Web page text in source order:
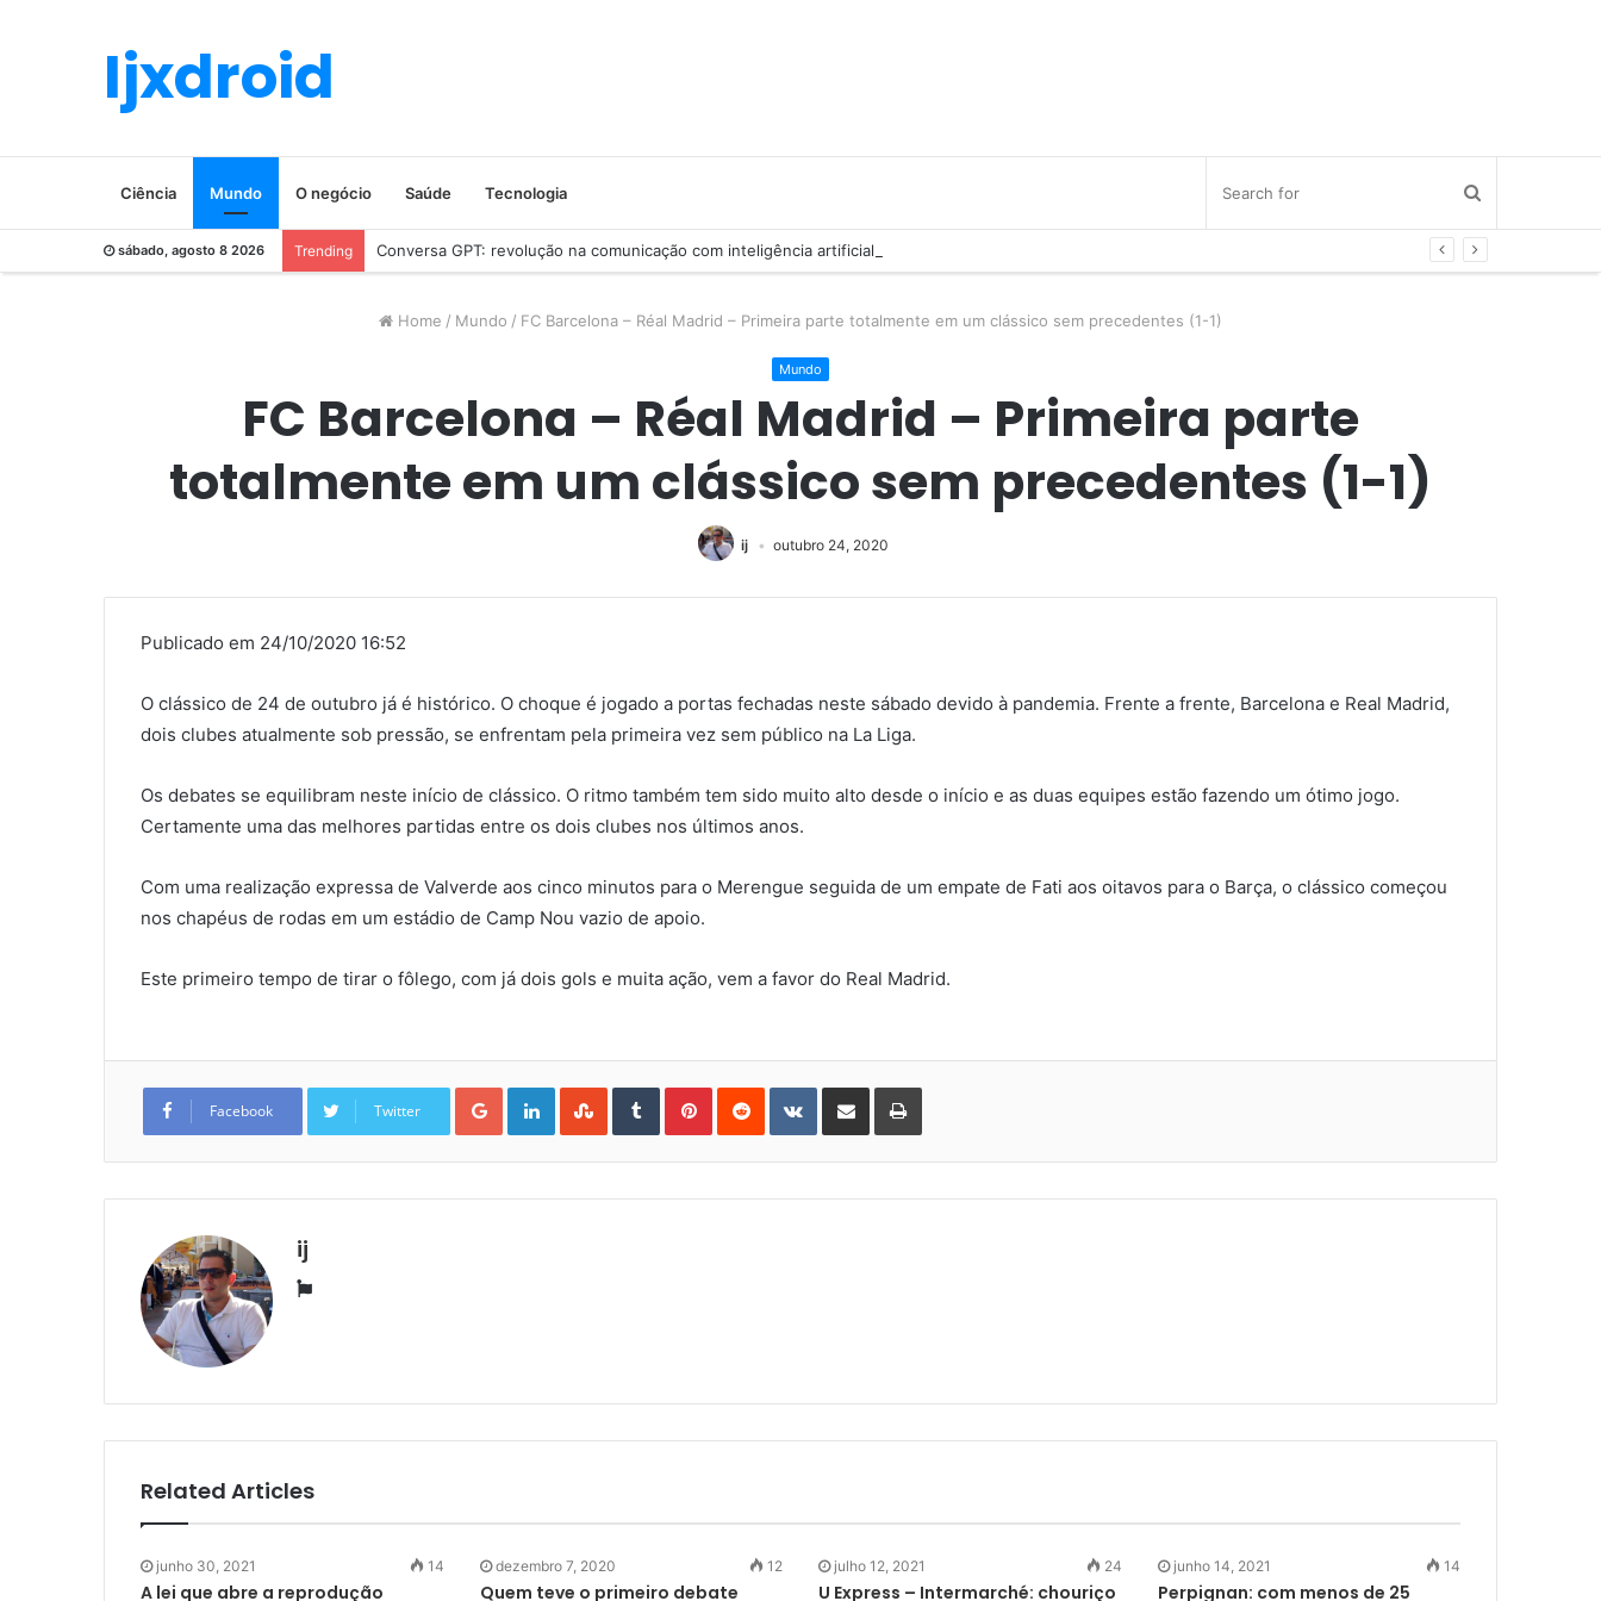
Ijxdroid
Ciência Mundo O negócio Saúde Tecnologia
sábado, agosto 8 2026 Trending Conversa GPT: revolução na comunicação com inteligência artificial
Home / Mundo / FC Barcelona – Réal Madrid – Primeira parte totalmente em um clássico sem precedentes (1-1)
Mundo
FC Barcelona – Réal Madrid – Primeira parte
totalmente em um clássico sem precedentes (1-1)
ij outubro 24, 2020
Publicado em 24/10/2020 16:52
O clássico de 24 de outubro já é histórico. O choque é jogado a portas fechadas neste sábado devido à pandemia. Frente a frente, Barcelona e Real Madrid,
dois clubes atualmente sob pressão, se enfrentam pela primeira vez sem público na La Liga.
Os debates se equilibram neste início de clássico. O ritmo também tem sido muito alto desde o início e as duas equipes estão fazendo um ótimo jogo.
Certamente uma das melhores partidas entre os dois clubes nos últimos anos.
Com uma realização expressa de Valverde aos cinco minutos para o Merengue seguida de um empate de Fati aos oitavos para o Barça, o clássico começou
nos chapéus de rodas em um estádio de Camp Nou vazio de apoio.
Este primeiro tempo de tirar o fôlego, com já dois gols e muita ação, vem a favor do Real Madrid.
Facebook Twitter
Google+LinkedInStumbleUpon
TumblrPinterestReddit VKontakteShare
Email
Print
ij
Website
Related Articles
junho 30, 2021 14
A lei que abre a reprodução
dezembro 7, 2020 12
Quem teve o primeiro debate
julho 12, 2021 24
U Express – Intermarché: chouriço
junho 14, 2021 14
Perpignan: com menos de 25